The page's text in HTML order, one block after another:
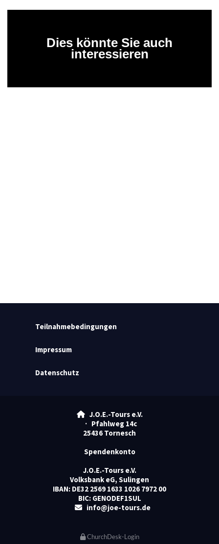
Dies könnte Sie auch
interessieren
Teilnahmebedingungen
Impressum
Datenschutz
J.O.E.-Tours e.V.
· Pfahlweg 14c
25436 Tornesch
Spendenkonto
J.O.E.-Tours e.V.
Volksbank eG, Sulingen
IBAN: DE32 2569 1633 1026 7972 00
BIC: GENODEF1SUL
info@joe-tours.de
ChurchDesk-Login